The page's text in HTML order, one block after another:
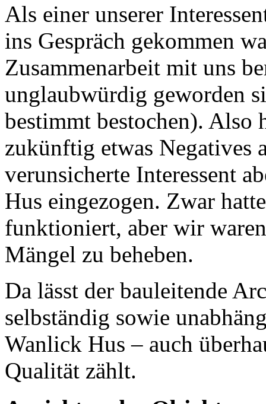
Als einer unserer
ins Gespräch gekommen
Zusammenarbeit mit uns
unglaubwürdig geworden
bestimmt bestochen). Also
zukünftig etwas Negatives
verunsicherte Interessent
Hus eingezogen. Zwar
funktioniert, aber wir
Mängel zu beheben.
Da lässt der bauleitende
selbständig sowie
Wanlick Hus – auch
Qualität zählt.